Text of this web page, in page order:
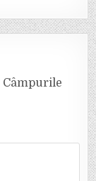
Câmpurile